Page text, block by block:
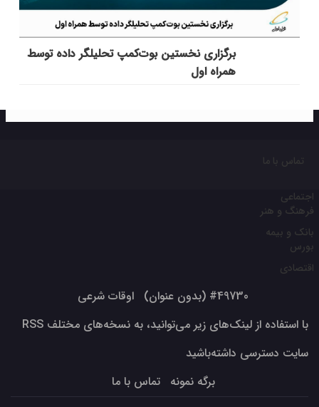
برگزاری نخستین بوت‌کمپ تحلیلگر داده توسط
همراه اول
تماس با ما
اجتماعی
فرهنگ و هنر
بانک و بیمه
بورس
اقتصادی
#49730 (بدون عنوان)
اوقات شرعی
با استفاده از لینک‌های زیر می‌توانید، به نسخه‌های مختلف RSS
سایت دسترسی داشته‌باشید
برگه نمونه
تماس با ما